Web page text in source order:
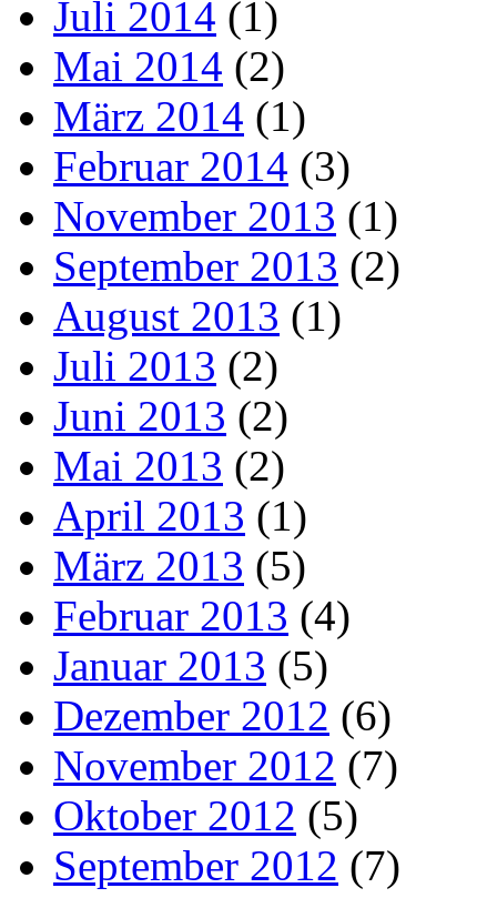
Juli 2014 (1)
Mai 2014 (2)
März 2014 (1)
Februar 2014 (3)
November 2013 (1)
September 2013 (2)
August 2013 (1)
Juli 2013 (2)
Juni 2013 (2)
Mai 2013 (2)
April 2013 (1)
März 2013 (5)
Februar 2013 (4)
Januar 2013 (5)
Dezember 2012 (6)
November 2012 (7)
Oktober 2012 (5)
September 2012 (7)